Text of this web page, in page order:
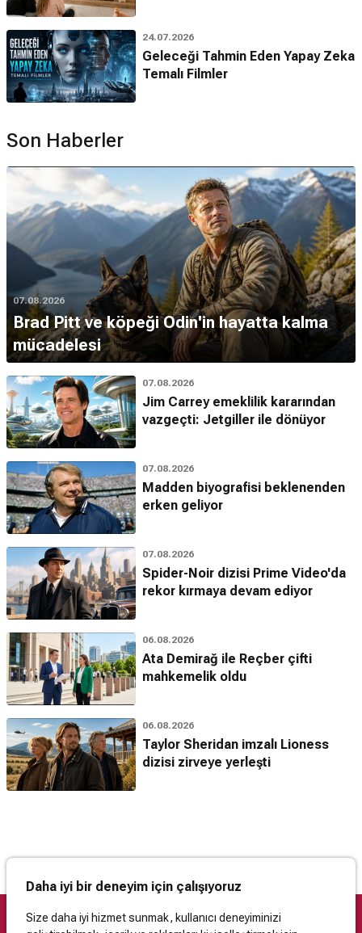
24.07.2026
Geleceği Tahmin Eden Yapay Zeka
Temalı Filmler
Son Haberler
07.08.2026
Brad Pitt ve köpeği Odin'in hayatta kalma
mücadelesi
07.08.2026
Jim Carrey emeklilik kararından
vazgeçti: Jetgiller ile dönüyor
07.08.2026
Madden biyografisi beklenenden
erken geliyor
07.08.2026
Spider-Noir dizisi Prime Video'da
rekor kırmaya devam ediyor
06.08.2026
Ata Demirağ ile Reçber çifti
mahkemelik oldu
06.08.2026
Taylor Sheridan imzalı Lioness
dizisi zirveye yerleşti
Daha iyi bir deneyim için çalışıyoruz
Size daha iyi hizmet sunmak, kullanıcı deneyiminizi